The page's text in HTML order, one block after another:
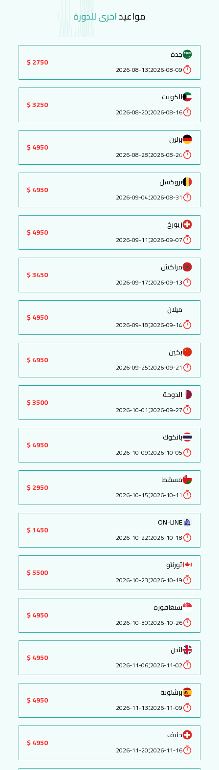
مواعيداخرى للدورة
جدة
2026-08-09
:
2026-08-13
2750 $
الكويت
2026-08-16
:
2026-08-20
3250 $
برلين
2026-08-24
:
2026-08-28
4950 $
بروكسل
2026-08-31
:
2026-09-04
4950 $
زيورخ
2026-09-07
:
2026-09-11
4950 $
مراكش
2026-09-13
:
2026-09-17
3450 $
ميلان
2026-09-14
:
2026-09-18
4950 $
بكين
2026-09-21
:
2026-09-25
4950 $
الدوحة
2026-09-27
:
2026-10-01
3500 $
بانكوك
2026-10-05
:
2026-10-09
4950 $
مسقط
2026-10-11
:
2026-10-15
2950 $
ON-LINE
2026-10-18
:
2026-10-22
1450 $
تورنتو
2026-10-19
:
2026-10-23
5500 $
سنغافورة
2026-10-26
:
2026-10-30
4950 $
لندن
2026-11-02
:
2026-11-06
4950 $
برشلونة
2026-11-09
:
2026-11-13
4950 $
جنيف
2026-11-16
:
2026-11-20
4950 $